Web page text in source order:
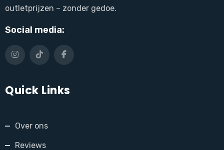
outletprijzen – zonder gedoe.
Social media:
Quick Links
Over ons
Reviews